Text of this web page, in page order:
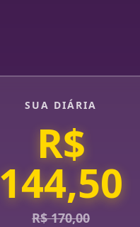
SUA DIÁRIA
R$
144,50
R$ 170,00